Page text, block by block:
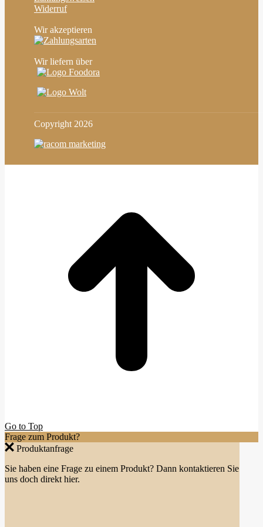
Widerruf
Wir akzeptieren
Wir liefern über
Copyright2026
Go to Top
Frage zum Produkt?
Produktanfrage
Sie haben eine Frage zu einem Produkt? Dann kontaktieren Sie
uns doch direkt hier.